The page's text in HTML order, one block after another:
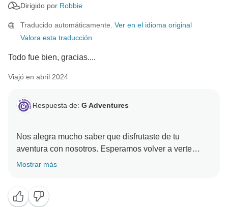
Dirigido por Robbie
Traducido automáticamente. Ver en el idioma original
Valora esta traducción
Todo fue bien, gracias....
Viajó en abril 2024
Respuesta de: G Adventures
Nos alegra mucho saber que disfrutaste de tu
aventura con nosotros. Esperamos volver a verte
Mostrar más